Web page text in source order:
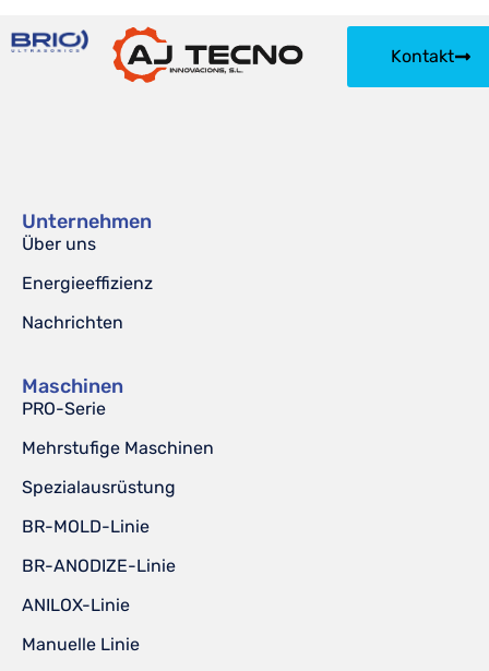
Kontakt
Unternehmen
Über uns
Energieeffizienz
Nachrichten
Maschinen
PRO-Serie
Mehrstufige Maschinen
Spezialausrüstung
BR-MOLD-Linie
BR-ANODIZE-Linie
ANILOX-Linie
Manuelle Linie